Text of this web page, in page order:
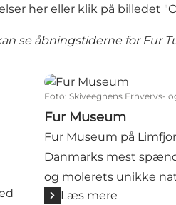
her eller klik på billedet
se åbningstiderne for Fur
Fur Museum
Foto: Skiveegnens Erhvervs-
Fur Museum
Fur Museum på
Danmarks mest
og molerets unikke
Læs mere